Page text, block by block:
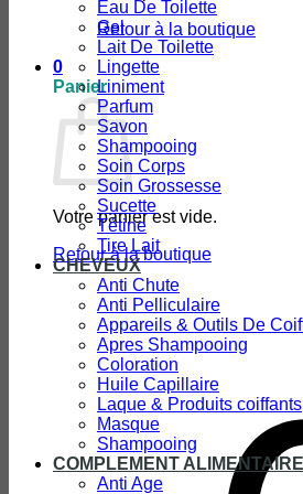
Retour à la boutique
0
Panier
Votre panier est vide.
Retour à la boutique
Eau De Toilette
Gel
Lait De Toilette
Lingette
Liniment
Parfum
Savon
Shampooing
Soin Corps
Soin Grossesse
Sucette
Tétine
Tire Lait
CHEVEUX
Anti Chute
Anti Pelliculaire
Appareils & Outils De
Apres Shampooing
Coloration
Huile Capillaire
Laque & Produits coiffants
Masque
Shampooing
COMPLEMENT ALIMENTAIRE
Anti Age